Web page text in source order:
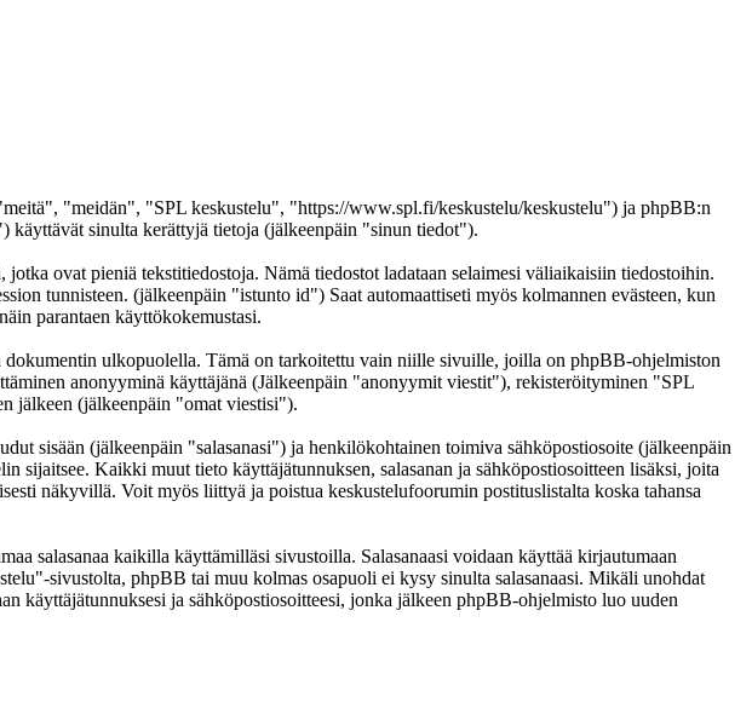
"meidän", "SPL keskustelu", "https://www.spl.fi/keskustelu/keskustelu") ja phpBB:n
sinulta kerättyjä tietoja (jälkeenpäin "sinun tiedot").
ovat pieniä tekstitiedostoja. Nämä tiedostot ladataan selaimesi väliaikaisiin tiedostoihin.
tunnisteen. (jälkeenpäin "istunto id") Saat automaattiseti myös kolmannen evästeen, kun
parantaen käyttökokemustasi.
ulkopuolella. Tämä on tarkoitettu vain niille sivuille, joilla on phpBB-ohjelmiston
anonyyminä käyttäjänä (Jälkeenpäin "anonyymit viestit"), rekisteröityminen "SPL
jälkeen (jälkeenpäin "omat viestisi").
sisään (jälkeenpäin "salasanasi") ja henkilökohtainen toimiva sähköpostiosoite (jälkeenpäin
Kaikki muut tieto käyttäjätunnuksen, salasanan ja sähköpostiosoitteen lisäksi, joita
näkyvillä. Voit myös liittyä ja poistua keskustelufoorumin postituslistalta koska tahansa
salasanaa kaikilla käyttämilläsi sivustoilla. Salasanaasi voidaan käyttää kirjautumaan
sivustolta, phpBB tai muu kolmas osapuoli ei kysy sinulta salasanaasi. Mikäli unohdat
käyttäjätunnuksesi ja sähköpostiosoitteesi, jonka jälkeen phpBB-ohjelmisto luo uuden